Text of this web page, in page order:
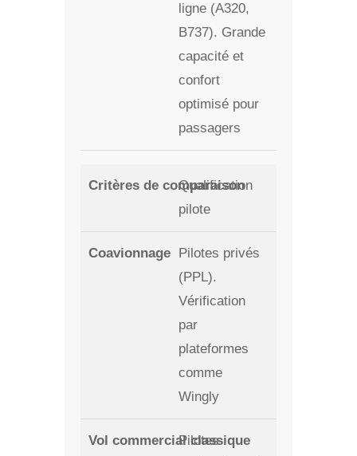
ligne (A320,
B737). Grande
capacité et
confort
optimisé pour
passagers
Qualification
pilote
Pilotes privés
(PPL).
Vérification
par
plateformes
comme
Wingly
Pilotes